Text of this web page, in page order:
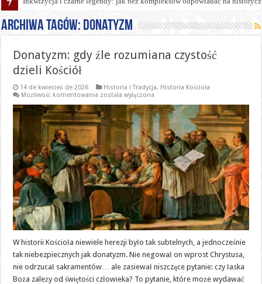
Archiwa tagów: Donatyzm
Donatyzm: gdy źle rozumiana czystość
dzieli Kościół
14 de kwiecień de 2026 Historia i Tradycja, Historia Kościoła
Możliwość komentowania Donatyzm:
źle
rozumiana
czystość
dzieli
została wyłączona
W historii Kościoła niewiele herezji było tak subtelnych, a jednocześnie
tak niebezpiecznych jak donatyzm. Nie negował on wprost Chrystusa,
nie odrzucał sakramentów… ale zasiewał niszczące pytanie: czy łaska
Boża zależy od świętości człowieka? To pytanie, które może wydawać